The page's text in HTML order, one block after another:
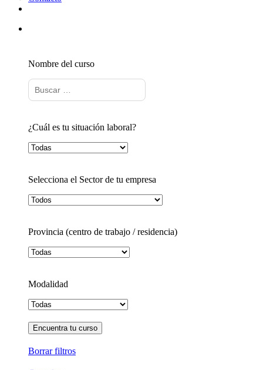
Nombre del curso
¿Cuál es tu situación laboral?
Selecciona el Sector de tu empresa
Provincia (centro de trabajo / residencia)
Modalidad
Borrar filtros